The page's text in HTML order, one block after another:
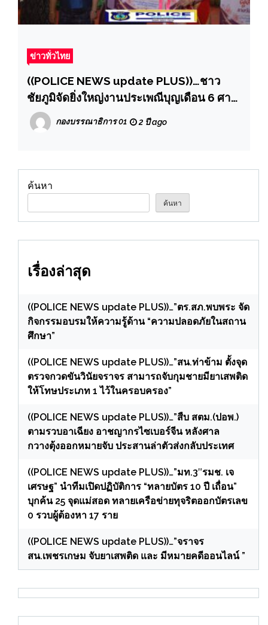
ข่าวทั่วไทย
((POLICE NEWS update PLUS))…ชาว
ชัยภูมิจัดยิ่งใหญ่งานประเพณีบุญเดือน 6 ศาล
เจ้าพ่อพญาแล ประจำปี 2567 ประกวดขบวน
แห่บายศรีชิงถ้วยพระราชทานพระบรมราชินี
กองบรรณาธิการ 01 2 ปี ago
ค้นหา
ค้นหา
เรื่องล่าสุด
((POLICE NEWS update PLUS))…”ตร.สภ.พบพระ จัด
กิจกรรมอบรมให้ความรู้ด้าน “ความปลอดภัยในสถาน
ศึกษา”
((POLICE NEWS update PLUS))…”สน.ท่าข้าม ตั้งจุด
ตรวจกวดขันวินัยจราจร สามารถจับกุมชายมียาเสพติด
ให้โทษประเภท 1 ไว้ในครอบครอง”
((POLICE NEWS update PLUS))…”สืบ สตม.(ปอพ.)
ตามรวบอาเฉียง อาชญากรไซเบอร์จีน หลังศาล
กวางตุ้งออกหมายจับ ประสานล่าตัวส่งกลับประเทศ
((POLICE NEWS update PLUS))…”มท.3″รมช. เจ
เศรษฐ” นำทีมเปิดปฏิบัติการ “ทลายบัตร 10 ปี เถื่อน”
บุกค้น 25 จุดแม่สอด ทลายเครือข่ายทุจริตออกบัตรเลข
0 รวบผู้ต้องหา 17 ราย
((POLICE NEWS update PLUS))…”จราจร
สน.เพชรเกษม จับยาเสพติด และ มีหมายคดีออนไลน์ ”